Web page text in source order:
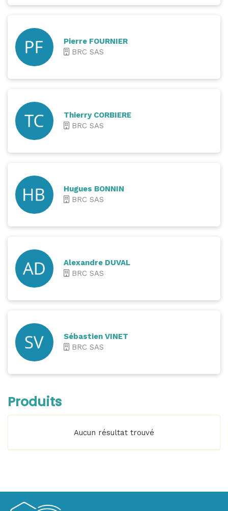
Pierre FOURNIER
BRC SAS
Thierry CORBIERE
BRC SAS
Hugues BONNIN
BRC SAS
Alexandre DUVAL
BRC SAS
Sébastien VINET
BRC SAS
Produits
Aucun résultat trouvé